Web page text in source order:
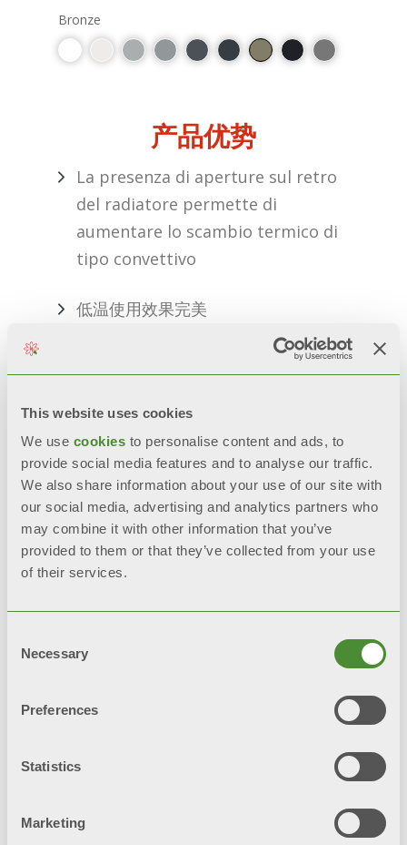
This website uses cookies
We use cookies to personalise content and ads, to
provide social media features and to analyse our traffic.
We also share information about your use of our site with
our social media, advertising and analytics partners who
may combine it with other information that you’ve
provided to them or that they’ve collected from your use
of their services.
Selection
Necessary
Preferences
Statistics
Marketing
Bronze
产品优势
La presenza di aperture sul retro
del radiatore permette di
aumentare lo scambio termico di
tipo convettivo
低温使用效果完美
高技术含量：三项国际级专利
100% 意大利制造
询问信息
BIM
sono
garantiti